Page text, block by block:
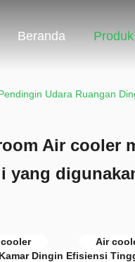
Beranda Produk
Udara Ruangan
Air cooler
yang
Air
Dingin Efisiensi